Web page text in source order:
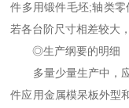
件多用锻件毛坯;轴类
若各台阶尺寸相差较大
◎生产纲要的明细
多量少量生产中，应
件应用金属模呆板外型